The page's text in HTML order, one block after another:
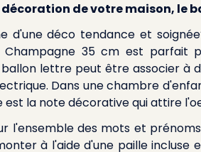
décoration de votre maison, le
d'une déco tendance et
Champagne 35 cm est parfait
lettre peut être associer à
Dans une chambre
la note décorative qui attire
l'ensemble des mots et
à l'aide d'une paille incluse